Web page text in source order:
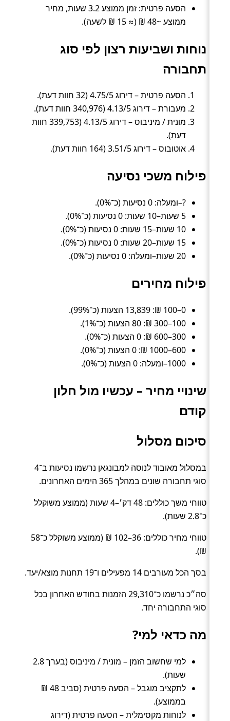
הסעה פרטית: זמן ממוצע 3.2 שעות, מחיר
ממוצע ~48 ₪ (≈ 15 ₪ לשעה).
נוחות ושביעות רצון לפי סוג
תחבורה
הסעה פרטית – דירוג 4.75/5 (32 חוות דעת).
מעבורת – דירוג 4.13/5 (340,976 חוות דעת).
מונית / מיניבוס – דירוג 4.13/5 (339,753 חוות
דעת).
אוטובוס – דירוג 3.51/5 (164 חוות דעת).
פילוח משכי נסיעה
?–ומעלה: 0 נסיעות (כ־0%).
5 שעות–10 שעות: 0 נסיעות (כ־0%).
10 שעות–15 שעות: 0 נסיעות (כ־0%).
15 שעות–20 שעות: 0 נסיעות (כ־0%).
20 שעות–ומעלה: 0 נסיעות (כ־0%).
פילוח מחירים
0–100 ₪: 13,839 הצעות (כ־99%).
100–300 ₪: 80 הצעות (כ־1%).
300–600 ₪: 0 הצעות (כ־0%).
600–1000 ₪: 0 הצעות (כ־0%).
1000–ומעלה: 0 הצעות (כ־0%).
שינויי מחיר – עכשיו מול חלון
קודם
סיכום מסלול
במסלול מאובוד לנוסה למבונגאן נרשמו נסיעות ב־4
סוגי תחבורה שונים במהלך 365 הימים האחרונים.
טווחי משך כוללים: 48 דק׳–4 שעות (ממוצע משוקלל
כ־2.8 שעות).
טווחי מחיר כוללים: 36–102 ₪ (ממוצע משוקלל כ־58
₪).
בסך הכל מעורבים 14 מפעילים ו־19 תחנות מוצא/יעד.
סה״כ נרשמו כ־29,310 הזמנות בחודש האחרון בכל
סוגי התחבורה יחד.
מה כדאי למי?
למי שחשוב הזמן – מונית / מיניבוס (בערך 2.8
שעות).
לתקציב מוגבל – הסעה פרטית (סביב 48 ₪
בממוצע).
לנוחות מקסימלית – הסעה פרטית (דירוג